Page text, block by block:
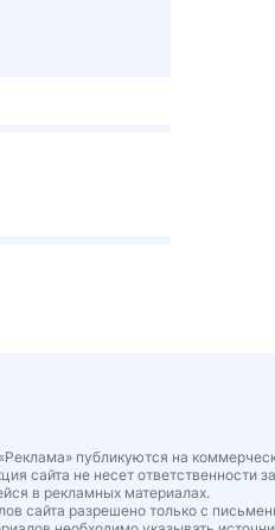
публикуются на
сайта не несет ответственности
в рекламных материалах.
сайта разрешено только с